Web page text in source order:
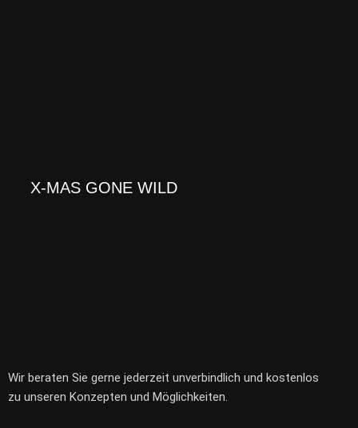
X-MAS GONE WILD
Wir beraten Sie gerne jederzeit unverbindlich und kostenlos
zu unseren Konzepten und Möglichkeiten.